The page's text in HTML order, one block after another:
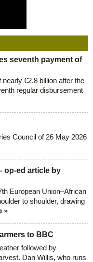
seventh payment of
€2.8 billion after the
regular disbursement
Council of 26 May 2026
op-ed article by
European Union–African
to shoulder, drawing
»
to BBC
followed by
Dan Willis, who runs